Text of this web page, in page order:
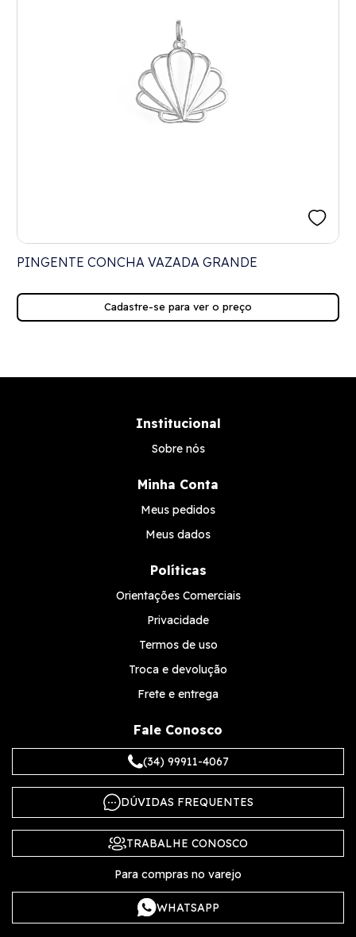
PINGENTE CONCHA VAZADA GRANDE
Cadastre-se para ver o preço
Institucional
Sobre nós
Minha Conta
Meus pedidos
Meus dados
Políticas
Orientações Comerciais
Privacidade
Termos de uso
Troca e devolução
Frete e entrega
Fale Conosco
(34) 99911-4067
DÚVIDAS FREQUENTES
TRABALHE CONOSCO
Para compras no varejo
WHATSAPP